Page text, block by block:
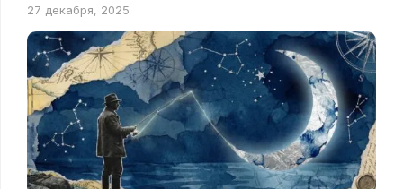
27 декабря, 2025